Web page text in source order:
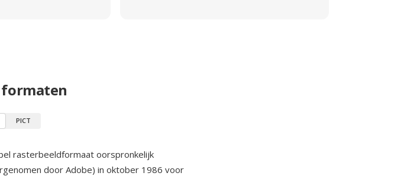
formaten
PICT
rasterbeeldformaat oorspronkelijk
door Adobe) in oktober 1986 voor